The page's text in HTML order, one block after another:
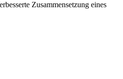
Zusammensetzung eines